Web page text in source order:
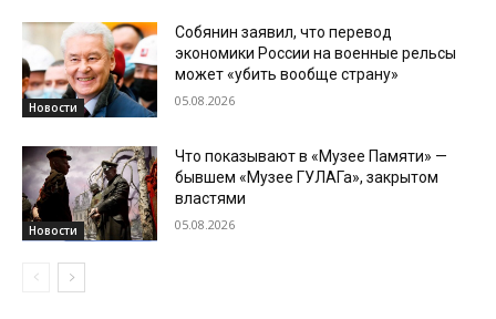
Новости
Собянин заявил, что перевод
экономики России на военные рельсы
может «убить вообще страну»
05.08.2026
Новости
Что показывают в «Музее Памяти» —
бывшем «Музее ГУЛАГа», закрытом
властями
05.08.2026